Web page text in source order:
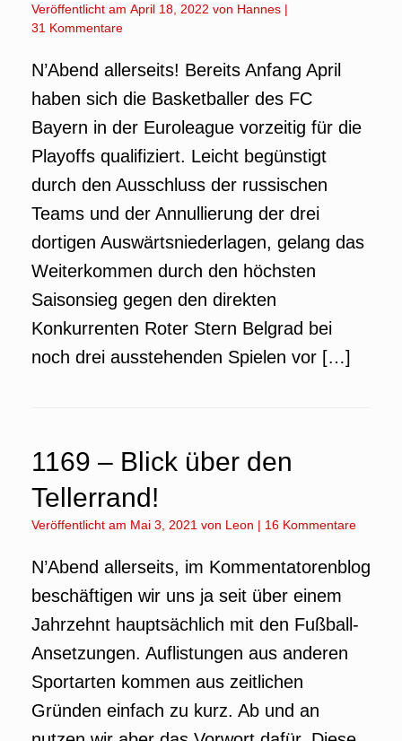
Veröffentlicht am April 18, 2022 von Hannes |
31 Kommentare
N’Abend allerseits! Bereits Anfang April
haben sich die Basketballer des FC
Bayern in der Euroleague vorzeitig für die
Playoffs qualifiziert. Leicht begünstigt
durch den Ausschluss der russischen
Teams und der Annullierung der drei
dortigen Auswärtsniederlagen, gelang das
Weiterkommen durch den höchsten
Saisonsieg gegen den direkten
Konkurrenten Roter Stern Belgrad bei
noch drei ausstehenden Spielen vor […]
1169 – Blick über den
Tellerrand!
Veröffentlicht am Mai 3, 2021 von Leon | 16 Kommentare
N’Abend allerseits, im Kommentatorenblog
beschäftigen wir uns ja seit über einem
Jahrzehnt hauptsächlich mit den Fußball-
Ansetzungen. Auflistungen aus anderen
Sportarten kommen aus zeitlichen
Gründen einfach zu kurz. Ab und an